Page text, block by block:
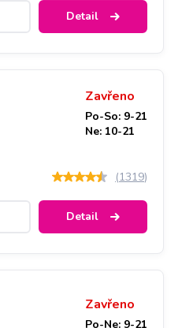
Detail
Zavřeno
Po-So: 9-21
Ne: 10-21
(1319)
Detail
Zavřeno
Po-Ne: 9-21